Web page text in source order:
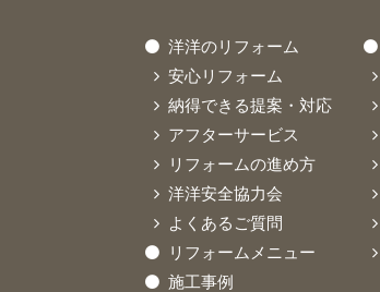
洋洋のリフォーム
安心リフォーム
納得できる提案・対応
アフターサービス
リフォームの進め方
洋洋安全協力会
よくあるご質問
リフォームメニュー
施工事例